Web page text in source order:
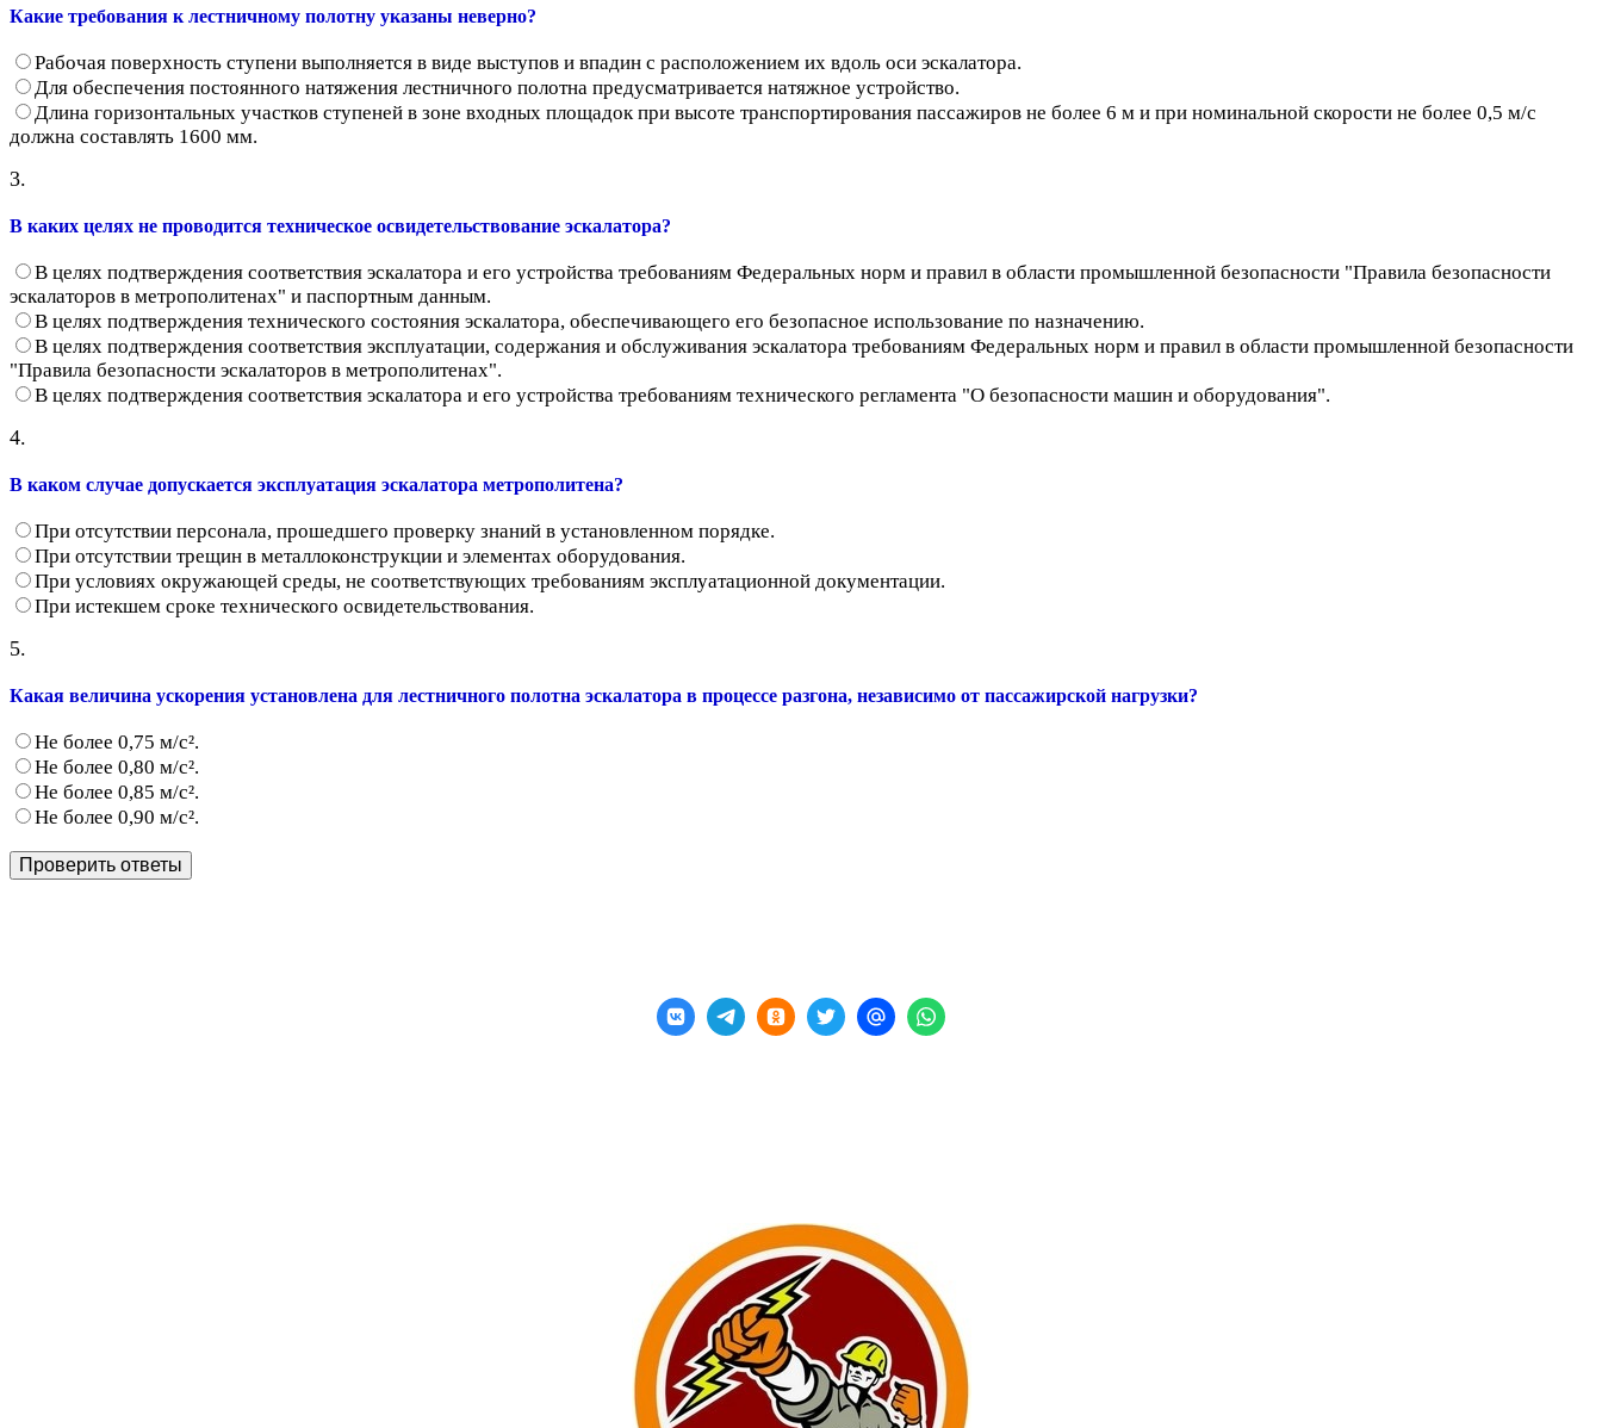
Какие требования к лестничному полотну указаны неверно?
Рабочая поверхность ступени выполняется в виде выступов и впадин с расположением их вдоль оси эскалатора.
Для обеспечения постоянного натяжения лестничного полотна предусматривается натяжное устройство.
Длина горизонтальных участков ступеней в зоне входных площадок при высоте транспортирования пассажиров не более 6 м и при номинальной скорости не более 0,5 м/с
должна составлять 1600 мм.
3.
В каких целях не проводится техническое освидетельствование эскалатора?
В целях подтверждения соответствия эскалатора и его устройства требованиям Федеральных норм и правил в области промышленной безопасности "Правила безопасности
эскалаторов в метрополитенах" и паспортным данным.
В целях подтверждения технического состояния эскалатора, обеспечивающего его безопасное использование по назначению.
В целях подтверждения соответствия эксплуатации, содержания и обслуживания эскалатора требованиям Федеральных норм и правил в области промышленной безопасности
"Правила безопасности эскалаторов в метрополитенах".
В целях подтверждения соответствия эскалатора и его устройства требованиям технического регламента "О безопасности машин и оборудования".
4.
В каком случае допускается эксплуатация эскалатора метрополитена?
При отсутствии персонала, прошедшего проверку знаний в установленном порядке.
При отсутствии трещин в металлоконструкции и элементах оборудования.
При условиях окружающей среды, не соответствующих требованиям эксплуатационной документации.
При истекшем сроке технического освидетельствования.
5.
Какая величина ускорения установлена для лестничного полотна эскалатора в процессе разгона, независимо от пассажирской нагрузки?
Не более 0,75 м/с².
Не более 0,80 м/с².
Не более 0,85 м/с².
Не более 0,90 м/с².